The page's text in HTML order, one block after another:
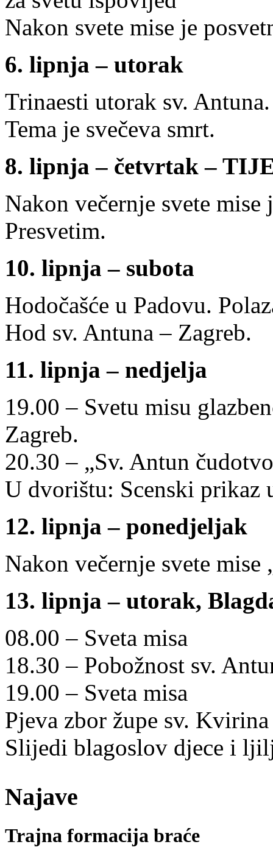
Nakon svete mise je
6. lipnja – utorak
Trinaesti utorak sv. Antuna.
Tema je svečeva smrt.
8. lipnja – četvrtak –
Nakon večernje svete
Presvetim.
10. lipnja – subota
Hodočašće u Padovu.
Hod sv. Antuna – Zagreb.
11. lipnja – nedjelja
19.00 – Svetu misu
Zagreb.
20.30 – „Sv. Antun
U dvorištu: Scenski prikaz
12. lipnja – ponedjeljak
Nakon večernje svete mise
13. lipnja – utorak,
08.00 – Sveta misa
18.30 – Pobožnost sv.
19.00 – Sveta misa
Pjeva zbor župe sv. Kvirina
Slijedi blagoslov djece i
Najave
Trajna formacija braće